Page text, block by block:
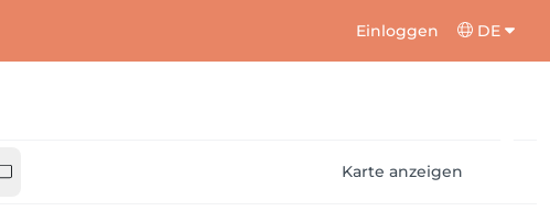
Einloggen DE
Karte anzeigen